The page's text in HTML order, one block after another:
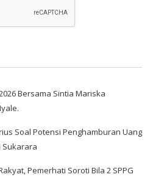
Bersama Sintia Mariska
Soal Potensi Penghamburan Uang
Sukarara
Pemerhati Soroti Bila 2 SPPG